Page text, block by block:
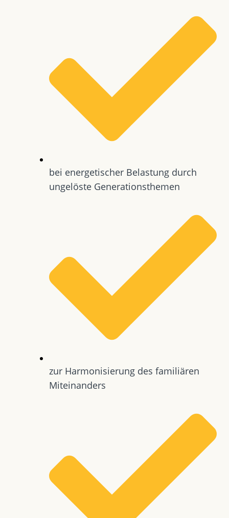
bei energetischer Belastung durch
ungelöste Generationsthemen
zur Harmonisierung des familiären
Miteinanders